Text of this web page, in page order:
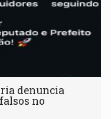
denuncia
no